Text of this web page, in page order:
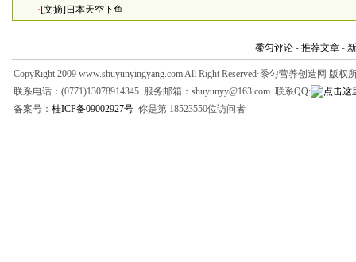
·[文摘]日本天空下鱼
黍匀评论 - 推荐文章 -
CopyRight 2009 www.shuyunyingyang.com All Right Reserved·黍匀营养创造网 版权
联系电话：(0771)13078914345 服务邮箱：shuyunyy@163.com 联系QQ:
备案号： 桂ICP备09002927号 你是第 18523550位访问者